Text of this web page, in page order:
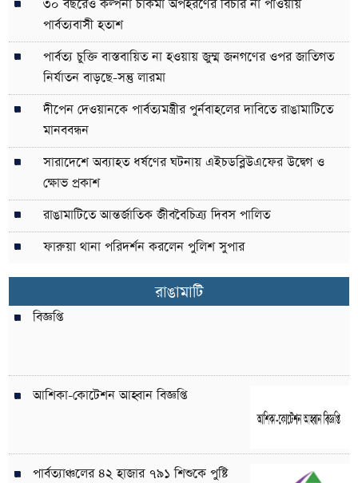
৩০ বছরেও কল্পনা চাকমা অপহরণের বিচার না পাওয়ায়
পার্বত্যবাসী হতাশ
পার্বত্য চুক্তি বাস্তবায়িত না হওয়ায় জুম্ম জনগণের ওপর জাতিগত
নির্যাতন বাড়ছে-সন্তু লারমা
দীপেন দেওয়ানকে পার্বত্যমন্ত্রীর পুর্নবাহলের দাবিতে রাঙামাটিতে
মানববন্ধন
সারাদেশে অব্যাহত ধর্ষণের ঘটনায় এইচডব্লিউএফের উদ্বেগ ও
ক্ষোভ প্রকাশ
রাঙামাটিতে আন্তর্জাতিক জীববৈচিত্র্য দিবস পালিত
ফারুয়া থানা পরিদর্শন করলেন পুলিশ সুপার
রাঙামাটি
বিজ্ঞপ্তি
আশিকা-কোটেশন আহ্বান বিজ্ঞপ্তি
পার্বত্যাঞ্চলের ৪২ হাজার ৭৯১ শিশুকে পুষ্টি